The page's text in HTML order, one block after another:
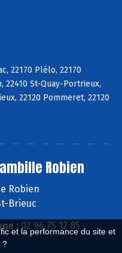
et la performance du site et
?
22170 Plélo, 22170
22410 St-Quay-Portrieux,
22120 Pommeret, 22120
Robien
Robien
Brieuc
: 02 96 75 12 85